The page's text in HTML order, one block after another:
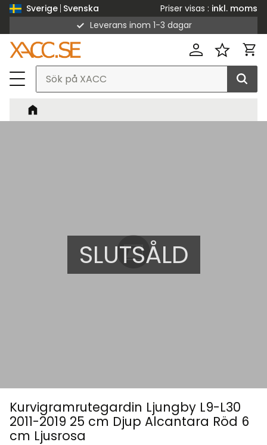
Sverige Svenska Priser visas
inkl. moms
Leverans inom 1-3 dagar
SLUTSÅLD
Kurvigramrutegardin Ljungby L9-L30
2011-2019 25 cm Djup Alcantara Röd 6
cm Ljusrosa